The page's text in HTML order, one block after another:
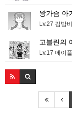
왕가슴 아
Lv.27 김밤비
고블린의
Lv.17 메이플